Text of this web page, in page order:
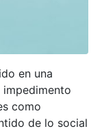
en una
como
de lo social